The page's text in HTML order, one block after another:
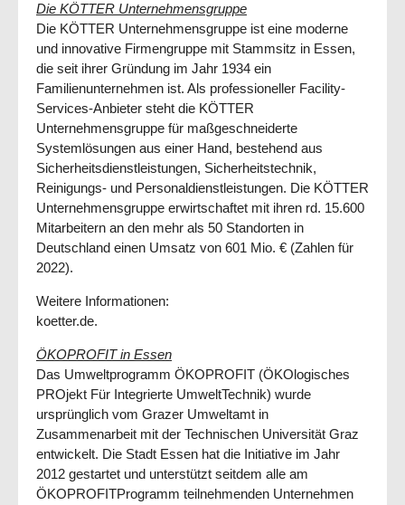
Die KÖTTER Unternehmensgruppe
Die KÖTTER Unternehmensgruppe ist eine moderne
und innovative Firmengruppe mit Stammsitz in Essen,
die seit ihrer Gründung im Jahr 1934 ein
Familienunternehmen ist. Als professioneller Facility-
Services-Anbieter steht die KÖTTER
Unternehmensgruppe für maßgeschneiderte
Systemlösungen aus einer Hand, bestehend aus
Sicherheitsdienstleistungen, Sicherheitstechnik,
Reinigungs- und Personaldienstleistungen. Die KÖTTER
Unternehmensgruppe erwirtschaftet mit ihren rd. 15.600
Mitarbeitern an den mehr als 50 Standorten in
Deutschland einen Umsatz von 601 Mio. € (Zahlen für
2022).
Weitere Informationen:
koetter.de.
ÖKOPROFIT in Essen
Das Umweltprogramm ÖKOPROFIT (ÖKOlogisches
PROjekt Für Integrierte UmweltTechnik) wurde
ursprünglich vom Grazer Umweltamt in
Zusammenarbeit mit der Technischen Universität Graz
entwickelt. Die Stadt Essen hat die Initiative im Jahr
2012 gestartet und unterstützt seitdem alle am
ÖKOPROFITProgramm teilnehmenden Unternehmen